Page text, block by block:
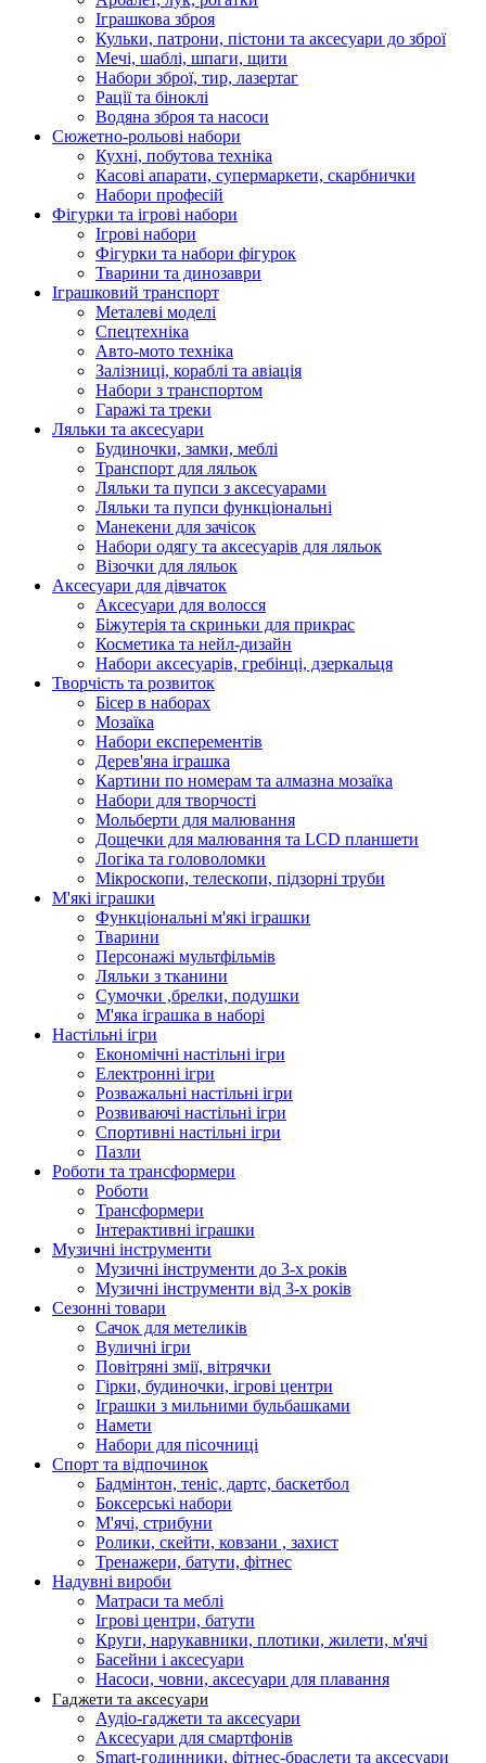
Іграшкова зброя
Кульки, патрони, пістони та аксесуари до зброї
Мечі, шаблі, шпаги, щити
Набори зброї, тир, лазертаг
Рації та біноклі
Водяна зброя та насоси
Сюжетно-рольові набори
Кухні, побутова техніка
Касові апарати, супермаркети, скарбнички
Набори професій
Фігурки та ігрові набори
Ігрові набори
Фігурки та набори фігурок
Тварини та динозаври
Іграшковий транспорт
Металеві моделі
Спецтехніка
Авто-мото техніка
Залізниці, кораблі та авіація
Набори з транспортом
Гаражі та треки
Ляльки та аксесуари
Будиночки, замки, меблі
Транспорт для ляльок
Ляльки та пупси з аксесуарами
Ляльки та пупси функціональні
Манекени для зачісок
Набори одягу та аксесуарів для ляльок
Візочки для ляльок
Аксесуари для дівчаток
Аксесуари для волосся
Біжутерія та скриньки для прикрас
Косметика та нейл-дизайн
Набори аксесуарів, гребінці, дзеркальця
Творчість та розвиток
Бісер в наборах
Мозаїка
Набори експерементів
Дерев'яна іграшка
Картини по номерам та алмазна мозаїка
Набори для творчості
Мольберти для малювання
Дощечки для малювання та LCD планшети
Логіка та головоломки
Мікроскопи, телескопи, підзорні труби
М'які іграшки
Функціональні м'які іграшки
Тварини
Персонажі мультфільмів
Ляльки з тканини
Сумочки ,брелки, подушки
М'яка іграшка в наборі
Настільні ігри
Економічні настільні ігри
Електронні ігри
Розважальні настільні ігри
Розвиваючі настільні ігри
Спортивні настільні ігри
Пазли
Роботи та трансформери
Роботи
Трансформери
Інтерактивні іграшки
Музичні інструменти
Музичні інструменти до 3-х років
Музичні інструменти від 3-х років
Сезонні товари
Сачок для метеликів
Вуличні ігри
Повітряні змії, вітрячки
Гірки, будиночки, ігрові центри
Іграшки з мильними бульбашками
Намети
Набори для пісочниці
Спорт та відпочинок
Бадмінтон, теніс, дартс, баскетбол
Боксерські набори
М'ячі, стрибуни
Ролики, скейти, ковзани , захист
Тренажери, батути, фітнес
Надувні вироби
Матраси та меблі
Ігрові центри, батути
Круги, нарукавники, плотики, жилети, м'ячі
Басейни і аксесуари
Насоси, човни, аксесуари для плавання
Гаджети та аксесуари
Аудіо-гаджети та аксесуари
Аксесуари для смартфонів
Smart-годинники, фітнес-браслети та аксесуари